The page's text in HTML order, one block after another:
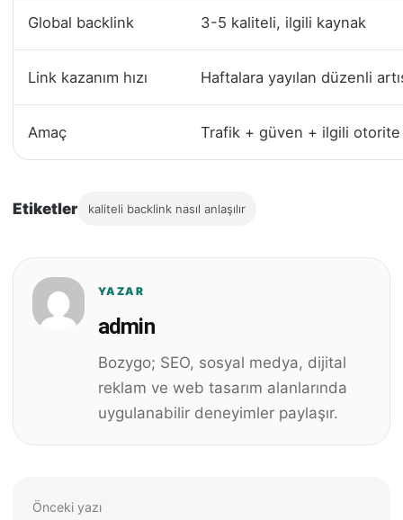
Global backlink 3-5 kaliteli, ilgili kaynak
Link kazanım hızı Haftalara yayılan düzenli
Amaç Trafik + güven + ilgili otorite
Etiketler kaliteli backlink nasıl anlaşılır
YAZAR
admin
Bozygo; SEO, sosyal medya, dijital
reklam ve web tasarım alanlarında
uygulanabilir deneyimler paylaşır.
Önceki yazı